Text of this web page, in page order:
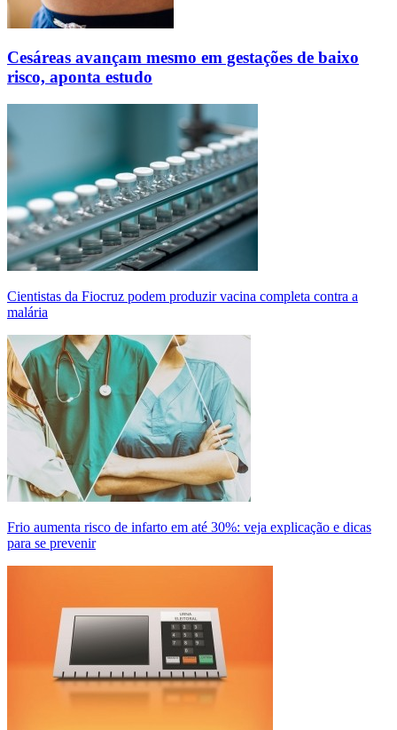
Cesáreas avançam mesmo em gestações de baixo
risco, aponta estudo
Cientistas da Fiocruz podem produzir vacina completa contra a
malária
Frio aumenta risco de infarto em até 30%: veja explicação e dicas
para se prevenir